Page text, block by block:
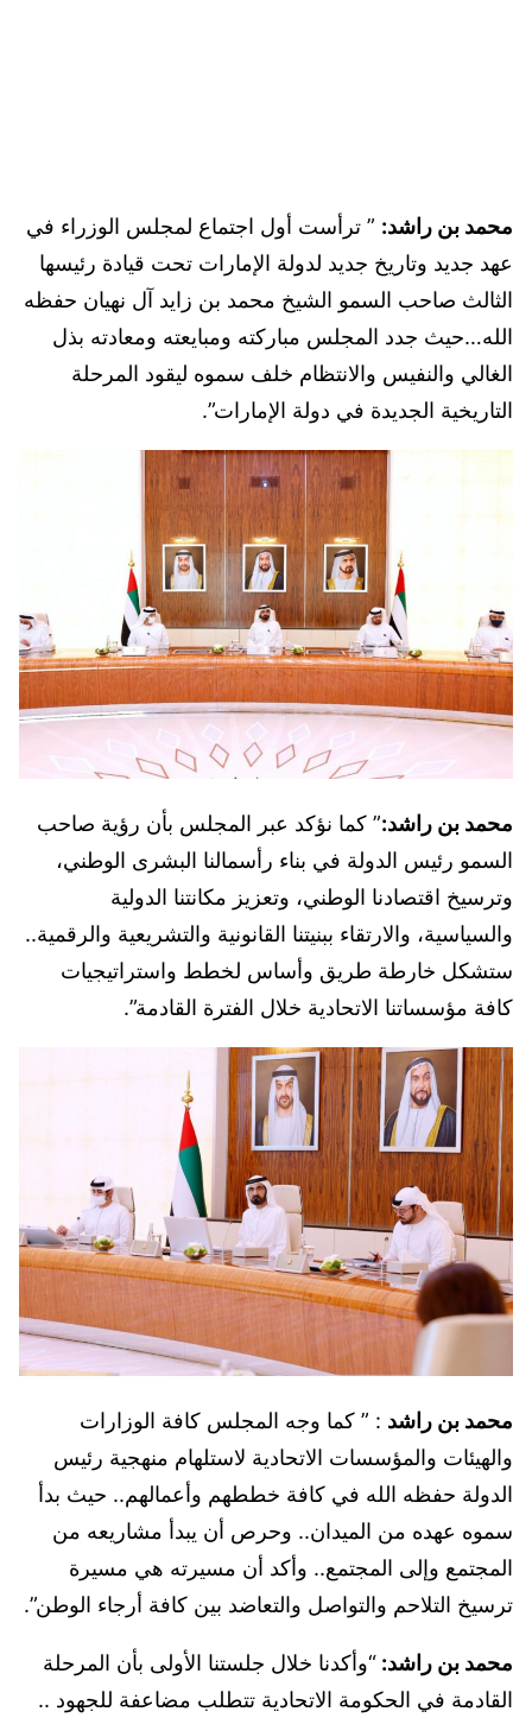
محمد بن راشد: ” ترأست أول اجتماع لمجلس الوزراء في
عهد جديد وتاريخ جديد لدولة الإمارات تحت قيادة رئيسها
الثالث صاحب السمو الشيخ محمد بن زايد آل نهيان حفظه
الله…حيث جدد المجلس مباركته ومبايعته ومعادته بذل
الغالي والنفيس والانتظام خلف سموه ليقود المرحلة
التاريخية الجديدة في دولة الإمارات”.
محمد بن راشد:” كما نؤكد عبر المجلس بأن رؤية صاحب
السمو رئيس الدولة في بناء رأسمالنا البشرى الوطني،
وترسيخ اقتصادنا الوطني، وتعزيز مكانتنا الدولية
والسياسية، والارتقاء ببنيتنا القانونية والتشريعية والرقمية..
ستشكل خارطة طريق وأساس لخطط واستراتيجيات
كافة مؤسساتنا الاتحادية خلال الفترة القادمة”.
محمد بن راشد : ” كما وجه المجلس كافة الوزارات
والهيئات والمؤسسات الاتحادية لاستلهام منهجية رئيس
الدولة حفظه الله في كافة خططهم وأعمالهم.. حيث بدأ
سموه عهده من الميدان.. وحرص أن يبدأ مشاريعه من
المجتمع وإلى المجتمع.. وأكد أن مسيرته هي مسيرة
ترسيخ التلاحم والتواصل والتعاضد بين كافة أرجاء الوطن”.
محمد بن راشد: “وأكدنا خلال جلستنا الأولى بأن المرحلة
القادمة في الحكومة الاتحادية تتطلب مضاعفة للجهود ..